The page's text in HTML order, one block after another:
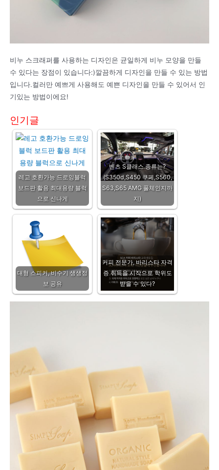
비누 스크래퍼를 사용하는 디자인은 균일하게 비누 모양을 만들
수 있다는 장점이 있습니다:)깔끔하게 디자인을 만들 수 있는 방법
입니다.컬러만 예쁘게 사용해도 예쁜 디자인을 만들 수 있어서 인
기있는 방법이에요!
인기글
레고 호환가능 드로잉블럭
보드판 활용 최대용량 블럭
으로 신나게
벤츠 S클래스 종류는?
(S350d,S450 쿠페,S560,
S63,S65 AMG 풀체인지까
지)
대형 스피커, 비수기 생생정
보 공유
커피 전문가, 바리스타 자격
증 취득을 시작으로 학위도
받을 수 있다?